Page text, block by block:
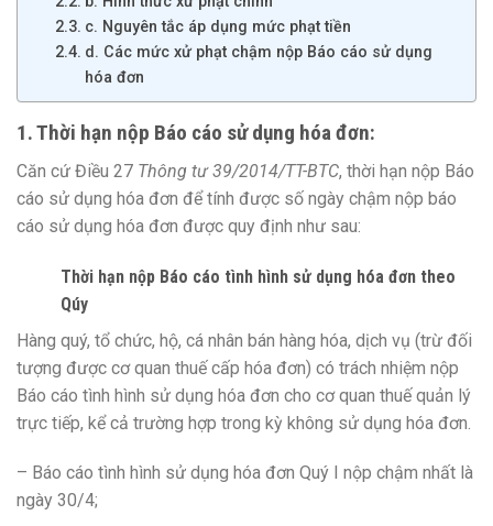
c. Nguyên tắc áp dụng mức phạt tiền
d. Các mức xử phạt chậm nộp Báo cáo sử dụng
hóa đơn
1. Thời hạn nộp Báo cáo sử dụng hóa đơn:
Căn cứ Điều 27 Thông tư 39/2014/TT-BTC, thời hạn nộp Báo
cáo sử dụng hóa đơn để tính được số ngày chậm nộp báo
cáo sử dụng hóa đơn được quy định như sau:
Thời hạn nộp Báo cáo tình hình sử dụng hóa đơn theo
Qúy
Hàng quý, tổ chức, hộ, cá nhân bán hàng hóa, dịch vụ (trừ đối
tượng được cơ quan thuế cấp hóa đơn) có trách nhiệm nộp
Báo cáo tình hình sử dụng hóa đơn cho cơ quan thuế quản lý
trực tiếp, kể cả trường hợp trong kỳ không sử dụng hóa đơn.
– Báo cáo tình hình sử dụng hóa đơn Quý I nộp chậm nhất là
ngày 30/4;